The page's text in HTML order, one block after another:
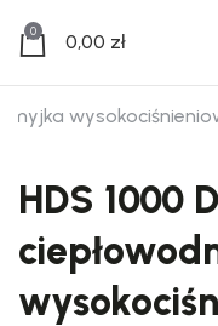
0 0,00 zł
myjka
HDS 1000